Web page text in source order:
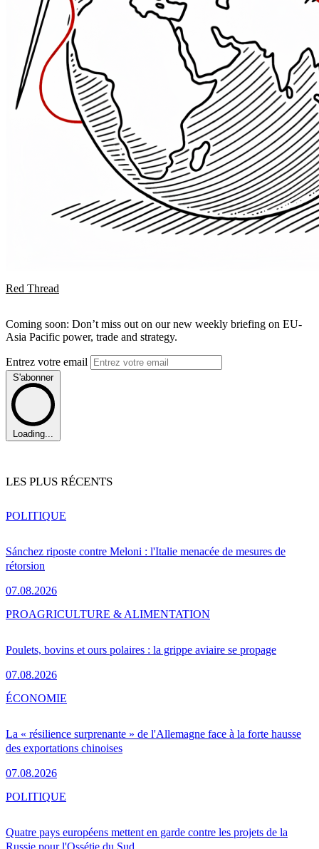
Red Thread
Coming soon: Don’t miss out on our new weekly briefing on EU-
Asia Pacific power, trade and strategy.
Entrez votre email
S'abonner
Loading...
LES PLUS RÉCENTS
Sánchez riposte contre Meloni : l'Italie menacée de mesures de
rétorsion
07.08.2026
POLITIQUE
Poulets, bovins et ours polaires : la grippe aviaire se propage
07.08.2026
PROAGRICULTURE & ALIMENTATION
La « résilience surprenante » de l'Allemagne face à la forte hausse
des exportations chinoises
07.08.2026
ÉCONOMIE
Quatre pays européens mettent en garde contre les projets de la
Russie pour l'Ossétie du Sud
POLITIQUE